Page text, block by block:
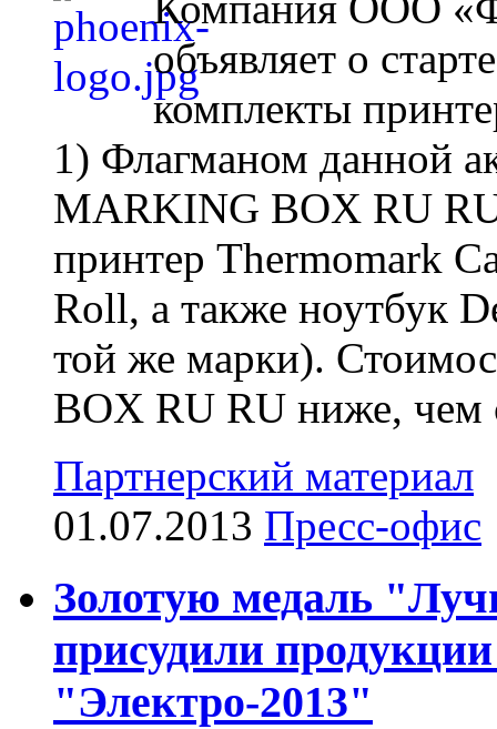
объявляет о
комплекты
1) Флагманом данной
MARKING BOX RU
принтер Thermomark
Roll, а также ноутбук
той же марки).
BOX RU RU ниже, чем
Партнерский материал
01.07.2013 Пресс-офис
Золотую медаль
присудили
"Электро-2013"